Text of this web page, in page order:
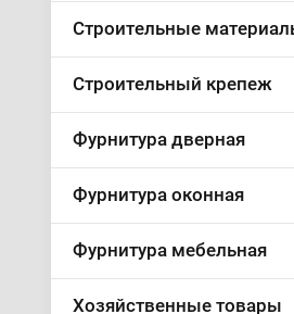
Строительные
Строительный крепеж
Фурнитура дверная
Фурнитура оконная
Фурнитура мебельная
Хозяйственные товары